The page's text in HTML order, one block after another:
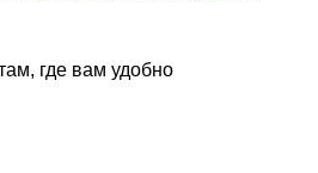
где вам удобно